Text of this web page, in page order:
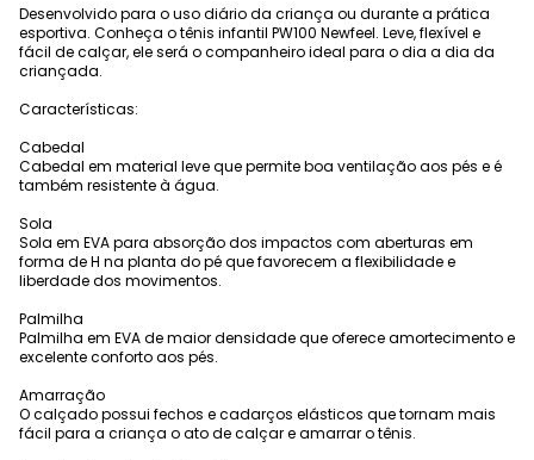
Desenvolvido para o uso diário da criança ou durante a prática
esportiva. Conheça o tênis infantil PW100 Newfeel. Leve, flexível e
fácil de calçar, ele será o companheiro ideal para o dia a dia da
criançada.
Características:
Cabedal
Cabedal em material leve que permite boa ventilação aos pés e é
também resistente à água.
Sola
Sola em EVA para absorção dos impactos com aberturas em
forma de H na planta do pé que favorecem a flexibilidade e
liberdade dos movimentos.
Palmilha
Palmilha em EVA de maior densidade que oferece amortecimento e
excelente conforto aos pés.
Amarração
O calçado possui fechos e cadarços elásticos que tornam mais
fácil para a criança o ato de calçar e amarrar o tênis.